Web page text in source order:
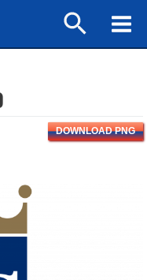
Buscar
DOWNLOAD PNG